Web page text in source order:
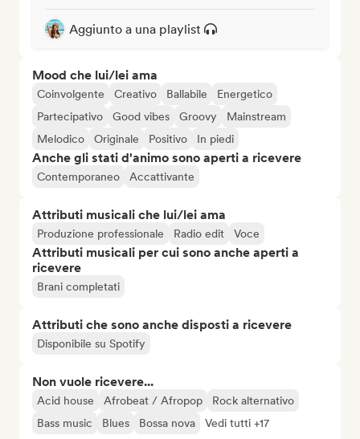
Aggiunto a una playlist
Mood che lui/lei ama
Coinvolgente Creativo Ballabile
Energetico
Partecipativo
Good vibes Groovy
Mainstream
Melodico
Originale Positivo In piedi
Anche gli stati d'animo sono aperti a ricevere
Contemporaneo Accattivante
Attributi musicali che lui/lei ama
Produzione professionale Radio edit Voce
Attributi musicali per cui sono anche aperti a
ricevere
Brani completati
Attributi che sono anche disposti a ricevere
Disponibile su Spotify
Non vuole ricevere...
Acid house Afrobeat / Afropop
Rock alternativo
Bass music
Blues Bossa nova Vedi tutti +17